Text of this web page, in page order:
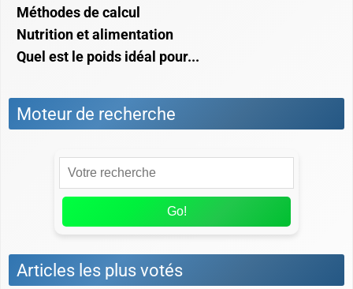
Méthodes de calcul
Nutrition et alimentation
Quel est le poids idéal pour...
Moteur de recherche
Go!
Articles les plus votés